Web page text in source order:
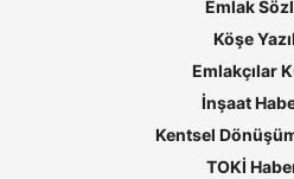
Emlak
Köşe
Emlakçılar
İnşaat
Kentsel
TOKİ